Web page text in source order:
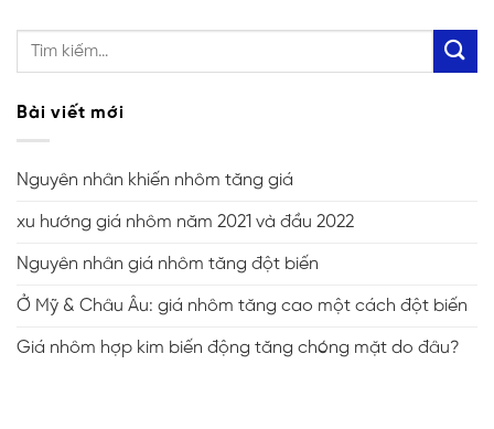
Bài viết mới
Nguyên nhân khiến nhôm tăng giá
xu hướng giá nhôm năm 2021 và đầu 2022
Nguyên nhân giá nhôm tăng đột biến
Ở Mỹ & Châu Âu: giá nhôm tăng cao một cách đột biến
Giá nhôm hợp kim biến động tăng chóng mặt do đâu?